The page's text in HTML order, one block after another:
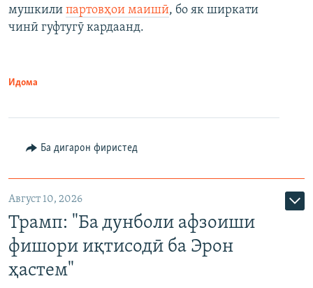
мушкили партовҳои маишӣ, бо як ширкати
чинӣ гуфтугӯ кардаанд.
Идома
Ба дигарон фиристед
Август 10, 2026
Трамп: "Ба дунболи афзоиши
фишори иқтисодӣ ба Эрон
ҳастем"